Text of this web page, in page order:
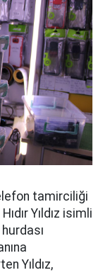
tamirciliği
Yıldız isimli
Yıldız,